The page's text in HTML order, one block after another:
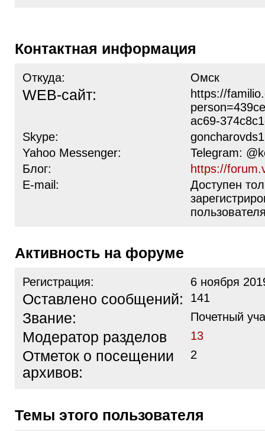
Контактная информация
Откуда: Омск
WEB-сайт:
https://
ac69-
Skype:
Yahoo Messenger:
Telegram:
Блог:
https://
E-mail:
Доступен
Активность на форуме
Регистрация: 6 ноября
Оставлено сообщений: 141
Звание: Почетный
Модератор разделов 13
Отметок о посещении
архивов:
2
Темы этого пользователя